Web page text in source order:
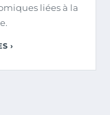
liées à la
›